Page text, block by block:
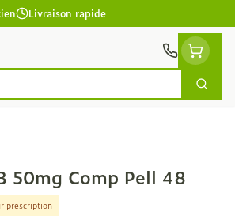
Livraison rapide
50mg Comp Pell 48
prescription